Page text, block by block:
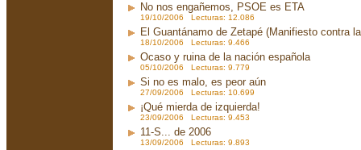
No nos engañemos, PSOE es ETA
19/10/2006 Lecturas: 12.086
El Guantánamo de Zetapé (Manifiesto contra
18/10/2006 Lecturas: 9.466
Ocaso y ruina de la nación española
05/10/2006 Lecturas: 9.779
Si no es malo, es peor aún
27/09/2006 Lecturas: 10.699
¡Qué mierda de izquierda!
23/09/2006 Lecturas: 9.453
11-S... de 2006
13/09/2006 Lecturas: 9.893